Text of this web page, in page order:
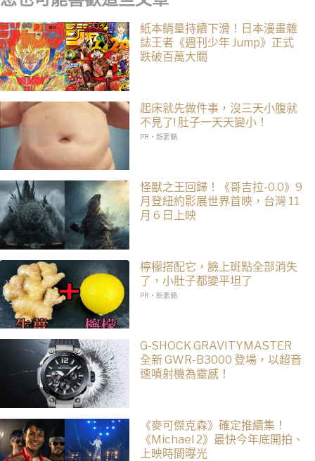
紙本銷量持續下滑！日本漫畫雜
誌王者《週刊少年 Jump》正式
跌破百萬大關
起床就先做件事，沒三天小腹就
不見了! 肚子一天天變小！
PR・新素簡
怪獸之王回歸！《哥吉拉-0.0》9
月登紐約影展世界首映，台灣 11
月 6 日上映
檸檬搭配它，臉上斑點全部消失
了，小肚子都變平坦了
PR・新素簡
G-SHOCK GRAVITYMASTER
全新 GWR-B3000 登場，以超音
速噴射機為靈感！
《麥可傑克森》確定推續集！
《Michael 2》最快今年底開拍、
上映時間曝光